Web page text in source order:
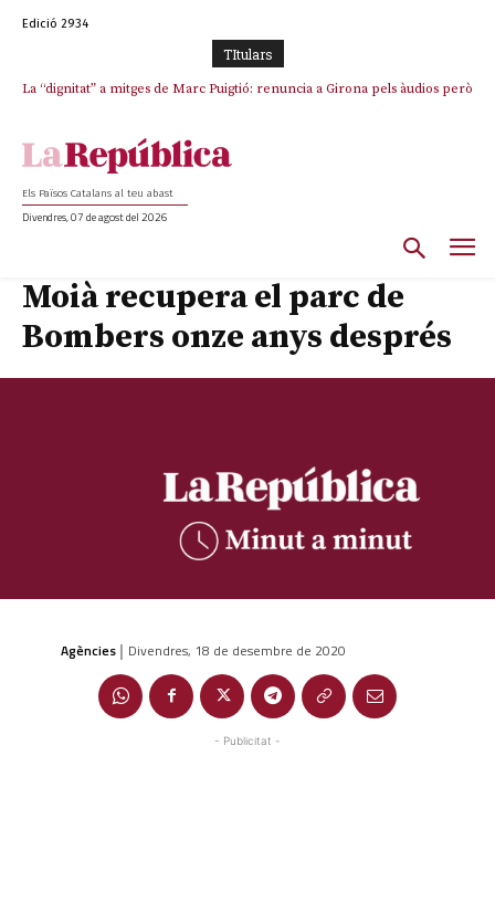
Edició 2934
TItulars
La “dignitat” a mitges de Marc Puigtió: renuncia a Girona pels àudios però
Els Països Catalans al teu abast
Divendres, 07 de agost del 2026
Moià recupera el parc de
Bombers onze anys després
Agències | Divendres, 18 de desembre de 2020
- Publicitat -